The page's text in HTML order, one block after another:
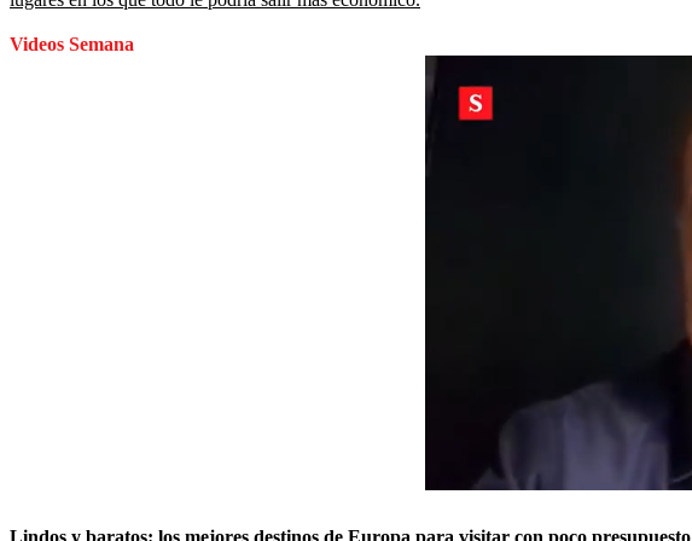
Videos Semana
Lindos y baratos: los mejores destinos de Europa para visitar con poco presupuesto